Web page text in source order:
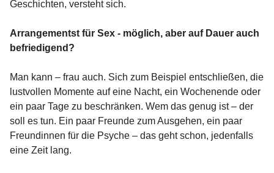
Geschichten, versteht sich.
Arrangementst für Sex - möglich, aber auf Dauer auch
befriedigend?
Man kann – frau auch. Sich zum Beispiel entschließen, die
lustvollen Momente auf eine Nacht, ein Wochenende oder
ein paar Tage zu beschränken. Wem das genug ist – der
soll es tun. Ein paar Freunde zum Ausgehen, ein paar
Freundinnen für die Psyche – das geht schon, jedenfalls
eine Zeit lang.